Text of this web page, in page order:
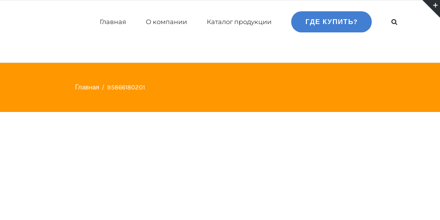
Главная О компании Каталог продукции ГДЕ КУПИТЬ?
Главная 95866180201